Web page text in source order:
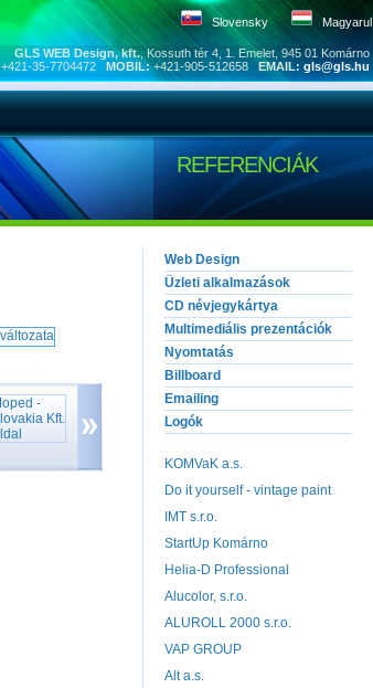
GLS WEB Design, kft., Kossuth tér 4, 1. Emelet, 945 01 Komárno
+421-35-7704472 MOBIL:+421-905-512658 EMAIL: gls@gls.hu
Slovensky Magyarul
REFERENCIÁK
Web Design
Üzleti alkalmazások
CD névjegykártya
Multimediális prezentációk
Nyomtatás
Billboard
Emailing
Logók
KOMVaK a.s.
Do it yourself - vintage paint
IMT s.r.o.
StartUp Komárno
Helia-D Professional
Alucolor, s.r.o.
ALUROLL 2000 s.r.o.
VAP GROUP
Alt a.s.